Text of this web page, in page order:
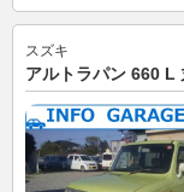
アルトラパン 660 L